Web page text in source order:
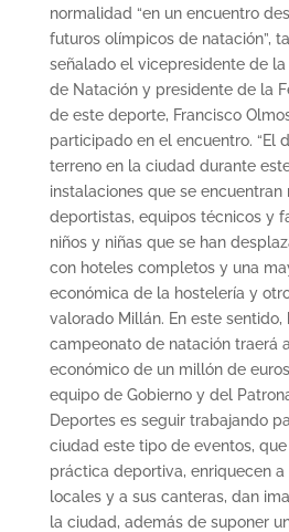
normalidad “en un encuentro
futuros olímpicos de natación”,
señalado el vicepresidente de la
de Natación y presidente de la
de este deporte, Francisco
participado en el encuentro. “El
terreno en la ciudad durante
instalaciones que se encuentran
deportistas, equipos técnicos y
niños y niñas que se han
con hoteles completos y una
económica de la hostelería y
valorado Millán. En este
campeonato de natación traerá
económico de un millón de
equipo de Gobierno y del
Deportes es seguir trabajando
ciudad este tipo de eventos,
práctica deportiva, enriquecen a
locales y a sus canteras, dan
la ciudad, además de suponer